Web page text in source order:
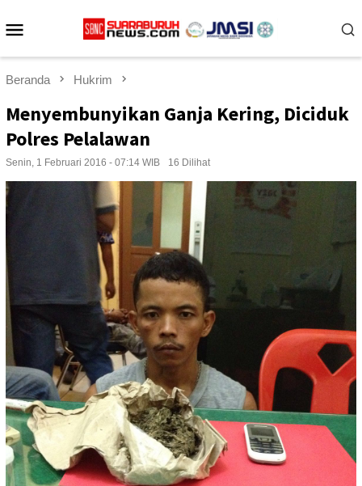
ke
Beranda Hukrim
Menyembunyikan Ganja Kering, Diciduk
Polres Pelalawan
Senin, 1 Februari 2016 - 07:14 WIB 16 Dilihat